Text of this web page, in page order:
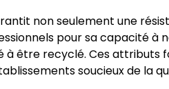
non seulement une
pour sa capacité
à être recyclé. Ces attributs
soucieux de la